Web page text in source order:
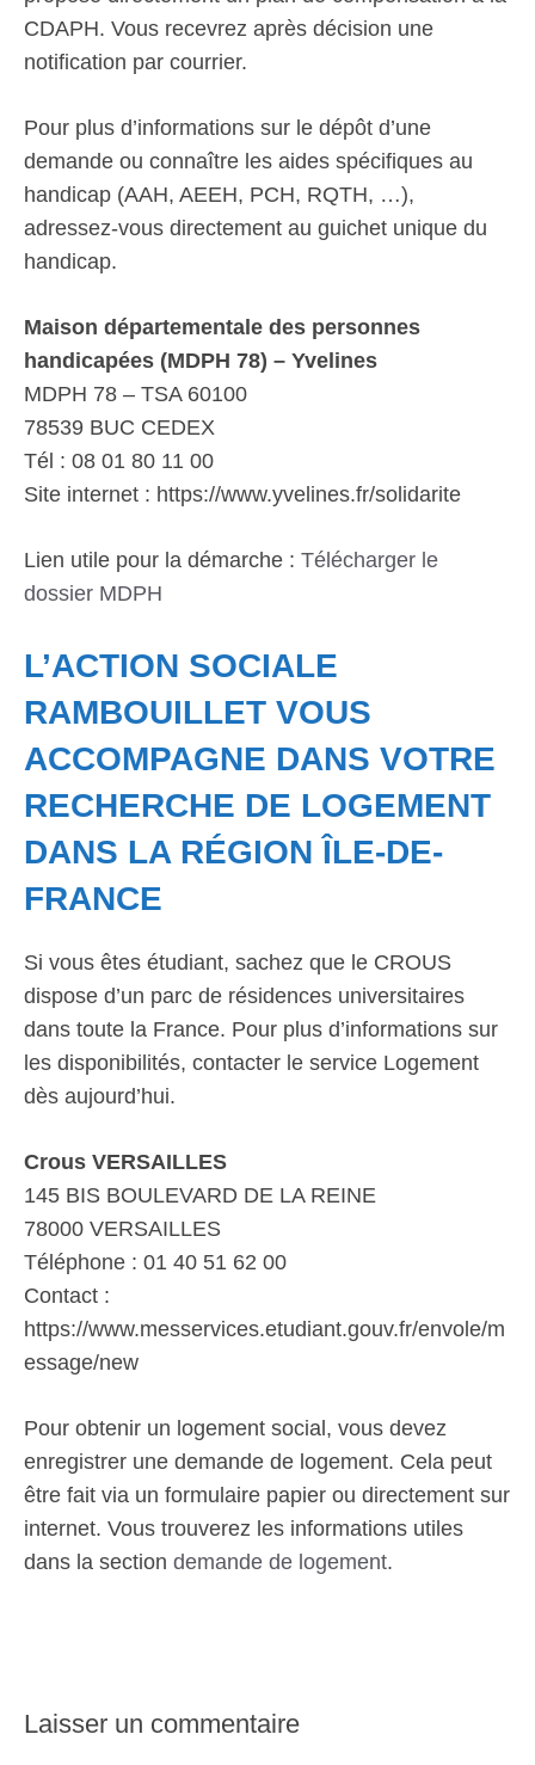
CDAPH. Vous recevrez après décision une
notification par courrier.
Pour plus d’informations sur le dépôt d’une
demande ou connaître les aides spécifiques au
handicap (AAH, AEEH, PCH, RQTH, …),
adressez-vous directement au guichet unique du
handicap.
Maison départementale des personnes
handicapées (MDPH 78) – Yvelines
MDPH 78 – TSA 60100
78539 BUC CEDEX
Tél : 08 01 80 11 00
Site internet : https://www.yvelines.fr/solidarite
Lien utile pour la démarche : Télécharger le
dossier MDPH
L’ACTION SOCIALE
RAMBOUILLET VOUS
ACCOMPAGNE DANS VOTRE
RECHERCHE DE LOGEMENT
DANS LA RÉGION ÎLE-DE-
FRANCE
Si vous êtes étudiant, sachez que le CROUS
dispose d’un parc de résidences universitaires
dans toute la France. Pour plus d’informations sur
les disponibilités, contacter le service Logement
dès aujourd’hui.
Crous VERSAILLES
145 BIS BOULEVARD DE LA REINE
78000 VERSAILLES
Téléphone : 01 40 51 62 00
Contact :
https://www.messervices.etudiant.gouv.fr/envole/m
essage/new
Pour obtenir un logement social, vous devez
enregistrer une demande de logement. Cela peut
être fait via un formulaire papier ou directement sur
internet. Vous trouverez les informations utiles
dans la section demande de logement.
Laisser un commentaire